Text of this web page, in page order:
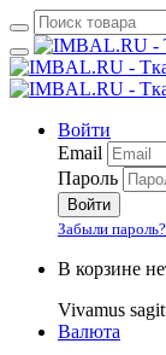
Войти
Email
Пароль
Войти
Забыли пароль?
В корзине
Vivamus
Валюта